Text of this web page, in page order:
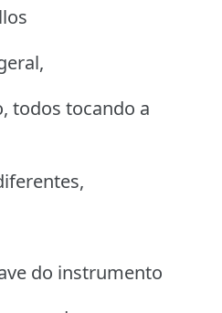
todos tocando a
do instrumento